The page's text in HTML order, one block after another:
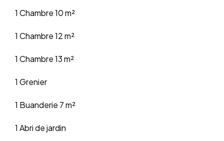
1 Chambre10 m²
1 Chambre12 m²
1 Chambre13 m²
1 Grenier
1 Buanderie 7 m²
1 Abri de jardin